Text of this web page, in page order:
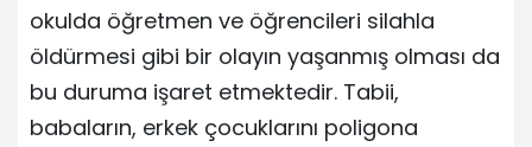
okulda öğretmen ve öğrencileri silahla
öldürmesi gibi bir olayın yaşanmış olması da
bu duruma işaret etmektedir. Tabii,
babaların, erkek çocuklarını poligona